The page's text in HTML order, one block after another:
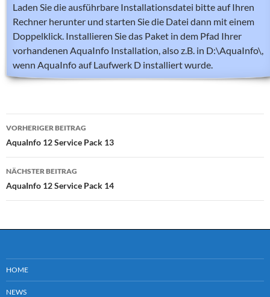
Laden Sie die ausführbare Installationsdatei bitte auf Ihren
Rechner herunter und starten Sie die Datei dann mit einem
Doppelklick. Installieren Sie das Paket in dem Pfad Ihrer
vorhandenen AquaInfo Installation, also z.B. in D:\AquaInfo\,
wenn AquaInfo auf Laufwerk D installiert wurde.
Beitragsnavigation
VORHERIGER BEITRAG
AquaInfo 12 Service Pack 13
NÄCHSTER BEITRAG
AquaInfo 12 Service Pack 14
HOME
NEWS